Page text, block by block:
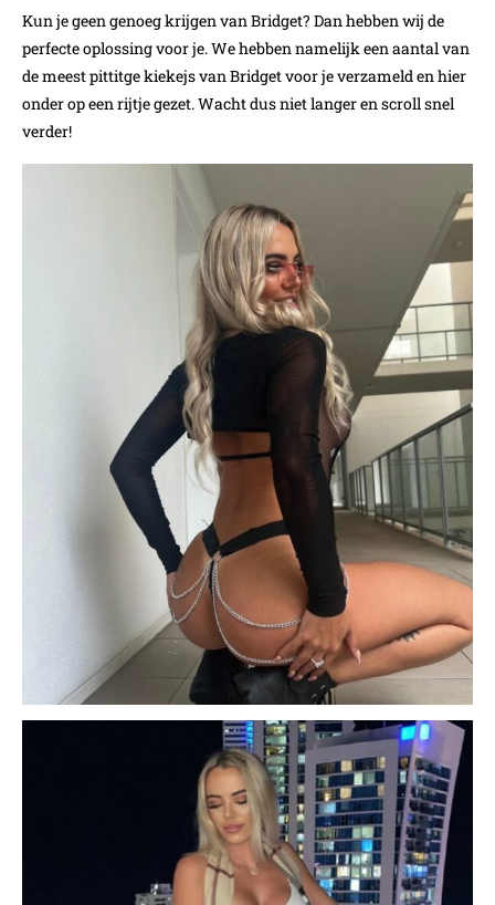
Kun je geen genoeg krijgen van Bridget? Dan hebben wij de
perfecte oplossing voor je. We hebben namelijk een aantal van
de meest pittitge kiekejs van Bridget voor je verzameld en hier
onder op een rijtje gezet. Wacht dus niet langer en scroll snel
verder!